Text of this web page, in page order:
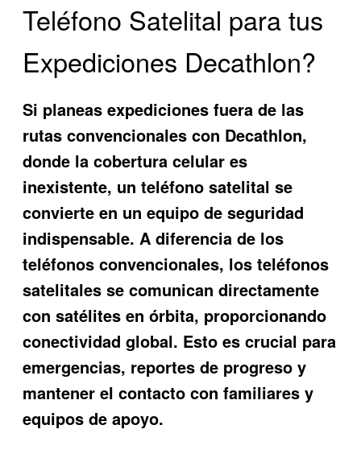
Teléfono Satelital para tus
Expediciones Decathlon?
Si planeas expediciones fuera de las
rutas convencionales con Decathlon,
donde la cobertura celular es
inexistente, un teléfono satelital se
convierte en un equipo de seguridad
indispensable. A diferencia de los
teléfonos convencionales, los teléfonos
satelitales se comunican directamente
con satélites en órbita, proporcionando
conectividad global. Esto es crucial para
emergencias, reportes de progreso y
mantener el contacto con familiares y
equipos de apoyo.